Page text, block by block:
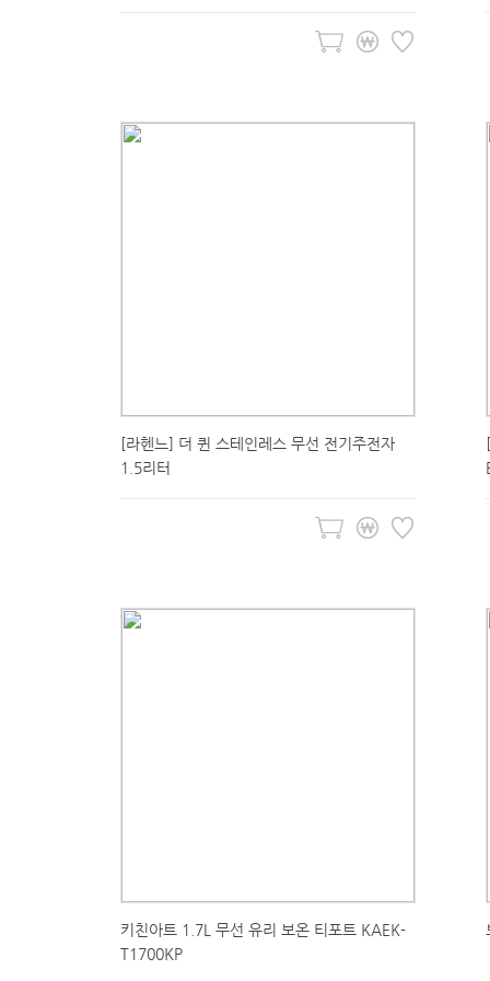
[라헨느] 더 퀸 스테인레스 무선 전기주전자
1.5리터
키친아트 1.7L 무선 유리 보온 티포트 KAEK-
T1700KP